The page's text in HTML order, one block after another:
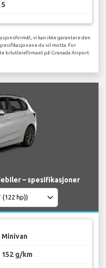
5
vi kan ikke garantere den
du vil motta. For
bilutleiefirmaet på Granada Airport.
– spesifikasjoner
Minivan
152 g/km